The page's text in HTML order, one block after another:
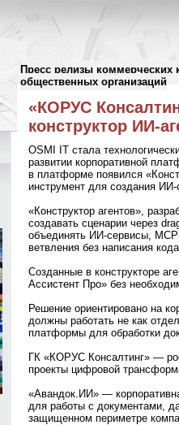
Пресс релизы коммерческих
общественных организаций
Пресс-релизы//
«КОРУС
конструктор ИИ-
OSMI IT стала
развитии корпоративной
в платформе появился
инструмент для создания
«Конструктор агентов»,
создавать сценарии через
объединять ИИ-сервисы,
ветвления без написания
Созданные в конструкторе
Ассистент Про» без
Решение ориентировано на
должны работать не как
платформы для обработки
ГК «КОРУС Консалтинг» —
проекты цифровой
«Авандок.ИИ» —
для работы с документами,
защищенном периметре